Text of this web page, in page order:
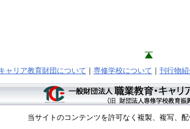
ャリア教育財団について 専修学校について 刊行物
当サイトのコンテンツを許可なく複製、複写、